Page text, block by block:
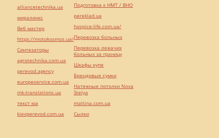
alliancetechnika.ua
миралинкс
Веб мастер
https://motokosmos.ua/
Синтезаторы
agrotechnika.com.ua
perevod.agency
europeservice.com.ua
mk-translations.ua
текст юа
kievperevod.com.ua
Подготовка к НМТ / ВНО
pereklad.ua
hospice-life.com.ua/
Перевозка больных
Перевозка лежачих
больных за границу
Шкафы купе
Брендовые сумки
Натяжные потолки Nova
Stelya
maltina.com.ua
Cылки